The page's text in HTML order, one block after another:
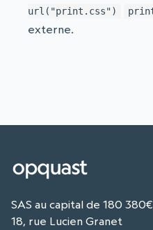
url("print.css")
externe.
SAS au capital de 180 380€
18, rue Lucien Granet